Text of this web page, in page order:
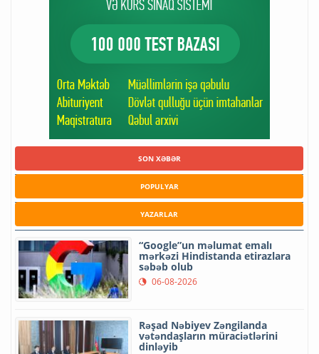
SON XƏBƏR
POPULYAR
YAZARLAR
“Google”un məlumat emalı
mərkəzi Hindistanda etirazlara
səbəb olub
06-08-2026
Rəşad Nəbiyev Zəngilanda
vətəndaşların müraciətlərini
dinləyib